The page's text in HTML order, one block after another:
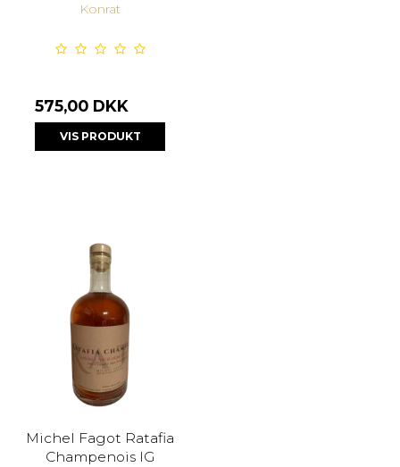
Konrat
575,00 DKK
VIS PRODUKT
Michel Fagot Ratafia
Champenois IG